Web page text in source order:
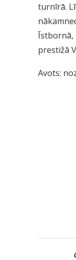
turnīrā.
Īstbornā,
prestižā
Avots: